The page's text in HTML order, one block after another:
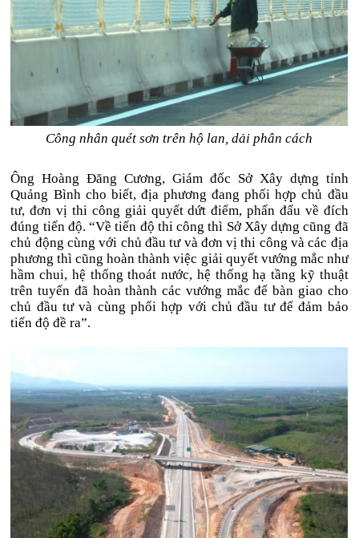
Công nhân quét sơn trên hộ lan, dải phân cách
Ông Hoàng Đăng Cương, Giám đốc Sở Xây dựng tỉnh
Quảng Bình cho biết, địa phương đang phối hợp chủ đầu
tư, đơn vị thi công giải quyết dứt điểm, phấn đấu về đích
đúng tiến độ. “Về tiến độ thi công thì Sở Xây dựng cũng đã
chủ động cùng với chủ đầu tư và đơn vị thi công và các địa
phương thì cũng hoàn thành việc giải quyết vướng mắc như
hầm chui, hệ thống thoát nước, hệ thống hạ tầng kỹ thuật
trên tuyến đã hoàn thành các vướng mắc để bàn giao cho
chủ đầu tư và cùng phối hợp với chủ đầu tư để đảm bảo
tiến độ đề ra”.